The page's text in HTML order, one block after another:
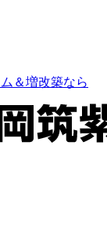
＆増改築なら